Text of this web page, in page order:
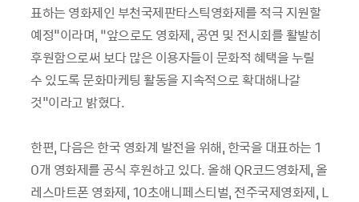
표하는 영화제인 부천국제판타스틱영화제를 적극 지원할
예정"이라며, “앞으로도 영화제, 공연 및 전시회를 활발히
후원함으로써 보다 많은 이용자들이 문화적 혜택을 누릴
수 있도록 문화마케팅 활동을 지속적으로 확대해나갈
것"이라고 밝혔다.
한편, 다음은 한국 영화계 발전을 위해, 한국을 대표하는 1
0개 영화제를 공식 후원하고 있다. 올해 QR코드영화제, 올
레스마트폰 영화제, 10초애니페스티벌, 전주국제영화제, L